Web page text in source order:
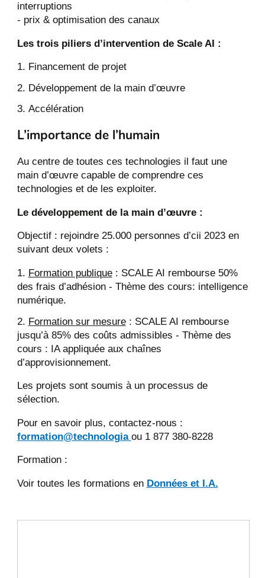
interruptions
- prix & optimisation des canaux
Les trois piliers d’intervention de Scale AI :
Financement de projet
Développement de la main d’œuvre
Accélération
L’importance de l’humain
Au centre de toutes ces technologies il faut une
main d’œuvre capable de comprendre ces
technologies et de les exploiter.
Le développement de la main d’œuvre :
Objectif : rejoindre 25.000 personnes d’cii 2023 en
suivant deux volets :
Formation publique: SCALE AI rembourse 50%
des frais d’adhésion - Thème des cours: intelligence
numérique.
Formation sur mesure: SCALE AI rembourse
jusqu’à 85% des coûts admissibles - Thème des
cours : IA appliquée aux chaînes
d’approvisionnement.
Les projets sont soumis à un processus de
sélection.
Pour en savoir plus, contactez-nous :
formation@technologia ou 1 877 380-8228
Formation :
Voir toutes les formations en Données et I.A.